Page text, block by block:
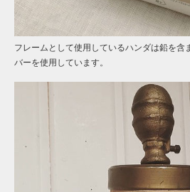
フレームとして使用しているハンダは鉛を含
バーを使用しています。